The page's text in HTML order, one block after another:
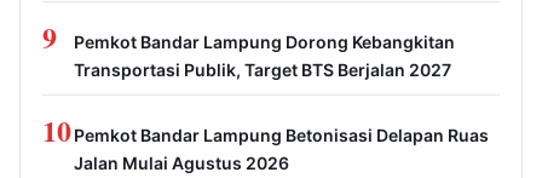
9
Pemkot Bandar Lampung Dorong Kebangkitan
Transportasi Publik, Target BTS Berjalan 2027
10Pemkot Bandar Lampung Betonisasi Delapan Ruas
Jalan Mulai Agustus 2026